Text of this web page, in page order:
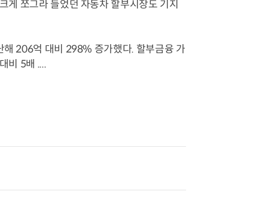
게 쪼그라 들었던 자동차 할부시장도 기지
206억 대비 298% 증가했다. 할부금융 가
비 5배 ....